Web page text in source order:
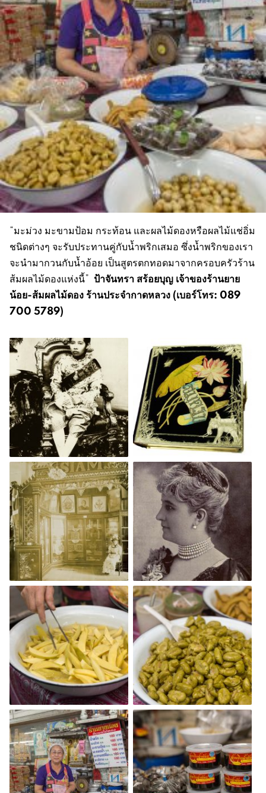
“มะม่วง มะขามป้อม กระท้อน และผลไม้ดองหรือผลไม้แช่อิ่ม
ชนิดต่างๆ จะรับประทานคู่กับน้ำพริกเสมอ ซึ่งน้ำพริกของเรา
จะนำมากวนกับน้ำอ้อย เป็นสูตรตกทอดมาจากครอบครัวร้าน
ส้มผลไม้ดองแห่งนี้” ป้าจันทรา สร้อยบุญ เจ้าของร้านยาย
น้อย-ส้มผลไม้ดอง ร้านประจำกาดหลวง (เบอร์โทร: 089
700 5789)